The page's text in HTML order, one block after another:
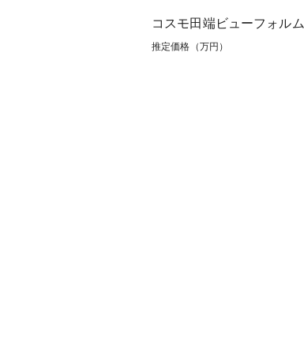
コスモ田端ビューフォルム
推定価格（万円）